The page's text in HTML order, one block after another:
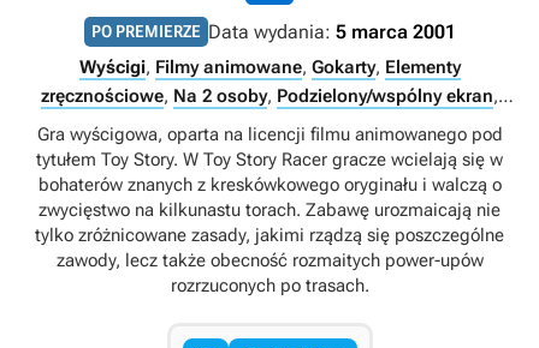
PO PREMIERZE Data wydania: 5 marca 2001
Wyścigi, Filmy animowane, Gokarty, Elementy
zręcznościowe, Na 2 osoby, Podzielony/wspólny ekran,
Multiplayer
Singleplayer
Gra wyścigowa, oparta na licencji filmu animowanego pod
tytułem Toy Story. W Toy Story Racer gracze wcielają się w
bohaterów znanych z kreskówkowego oryginału i walczą o
zwycięstwo na kilkunastu torach. Zabawę urozmaicają nie
tylko zróżnicowane zasady, jakimi rządzą się poszczególne
zawody, lecz także obecność rozmaitych power-upów
rozrzuconych po trasach.